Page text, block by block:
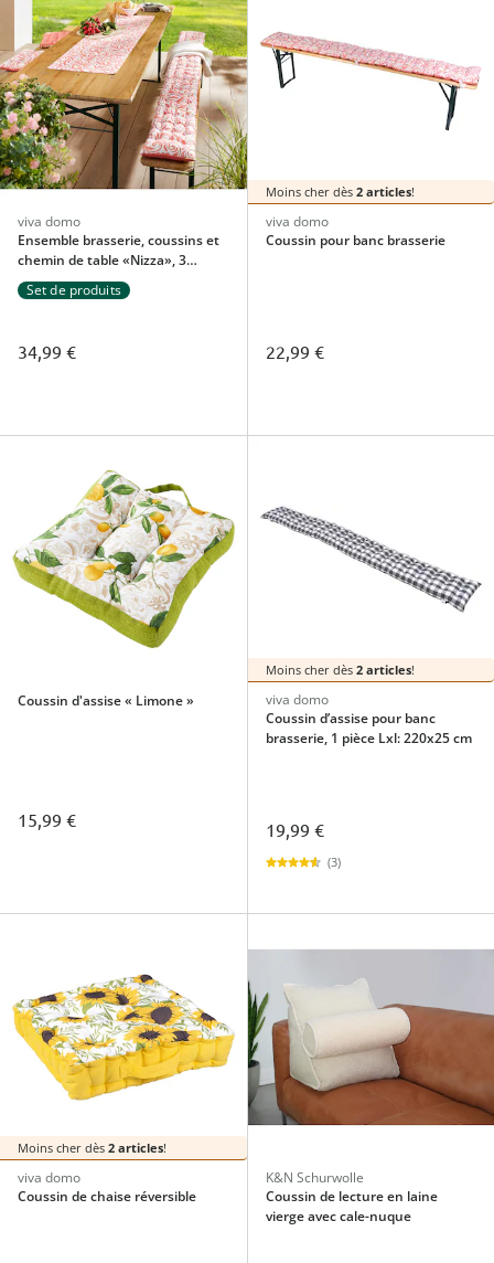
viva domo
Ensemble brasserie, coussins et
chemin de table «Nizza», 3
pièces
Set de produits
34,99 €
Moins cher dès 2 articles!
viva domo
Coussin pour banc brasserie
22,99 €
Coussin d'assise « Limone »
15,99 €
Moins cher dès 2 articles!
viva domo
Coussin d’assise pour banc
brasserie, 1 pièce Lxl: 220x25 cm
19,99 €
(3)
Moins cher dès 2 articles!
viva domo
Coussin de chaise réversible
K&N Schurwolle
Coussin de lecture en laine
vierge avec cale-nuque